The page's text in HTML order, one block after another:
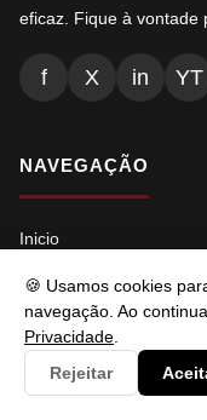
🍪 Usamos cookies
navegação. Ao
Privacidade
Rejeitar
eficaz. Fique à vontade
f X in YT
NAVEGAÇÃO
Inicio
Conteúdos
Busca
Ads.txt